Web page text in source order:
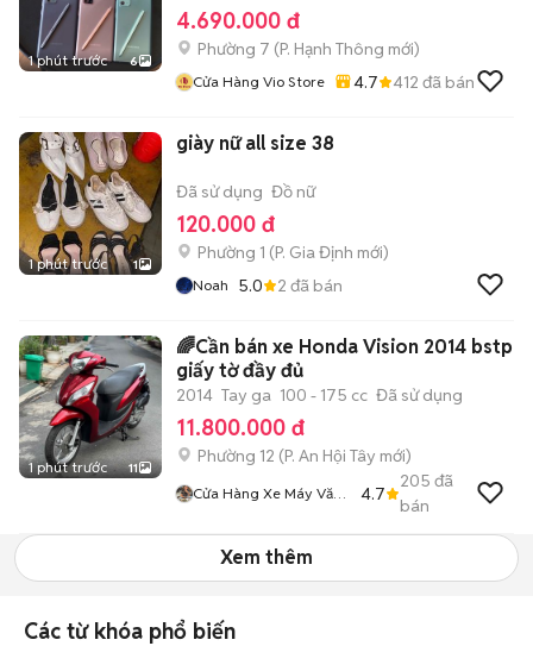
1 phút trước 6
4.690.000 đ
Phường 7 (P. Hạnh Thông mới)
Cửa Hàng Vio Store 4.7 412 đã bán
1 phút trước 1
giày nữ all size 38
Đã sử dụng Đồ nữ
120.000 đ
Phường 1 (P. Gia Định mới)
Noah 5.0 2 đã bán
1 phút trước 11
🌈Cần bán xe Honda Vision 2014 bstp
giấy tờ đầy đủ
2014 Tay ga 100 - 175 cc Đã sử dụng
11.800.000 đ
Phường 12 (P. An Hội Tây mới)
Cửa Hàng Xe Máy Văn
4.7
205 đã
bán
Xem thêm
Các từ khóa phổ biến